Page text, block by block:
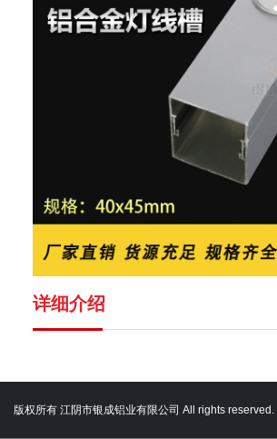
详细介绍
版权所有 江阴市银成铝业有限公司 All rights reserved.